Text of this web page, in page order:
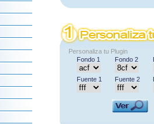
Personaliza tu Plugin
Fondo 1
Fondo 2
Fuente 1 Fuente 2